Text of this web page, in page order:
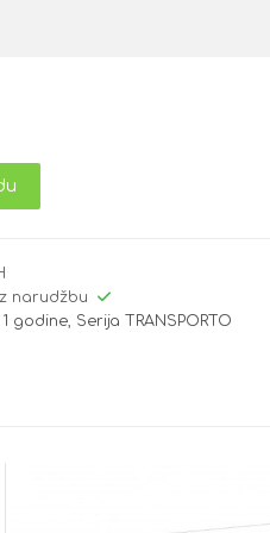
narudžbu
godine, Serija TRANSPORTO